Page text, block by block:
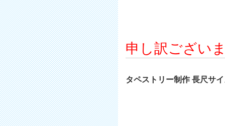
申し訳ござい
タペストリー制作 長尺サ